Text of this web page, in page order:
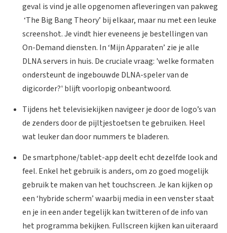
geval is vind je alle opgenomen afleveringen van pakweg
‘The Big Bang Theory’ bij elkaar, maar nu met een leuke
screenshot. Je vindt hier eveneens je bestellingen van
On-Demand diensten. In ‘Mijn Apparaten’ zie je alle
DLNA servers in huis. De cruciale vraag: 'welke formaten
ondersteunt de ingebouwde DLNA-speler van de
digicorder?' blijft voorlopig onbeantwoord.
Tijdens het televisiekijken navigeer je door de logo’s van
de zenders door de pijltjestoetsen te gebruiken. Heel
wat leuker dan door nummers te bladeren.
De smartphone/tablet-app deelt echt dezelfde look and
feel. Enkel het gebruik is anders, om zo goed mogelijk
gebruik te maken van het touchscreen. Je kan kijken op
een ‘hybride scherm’ waarbij media in een venster staat
en je in een ander tegelijk kan twitteren of de info van
het programma bekijken. Fullscreen kijken kan uiteraard